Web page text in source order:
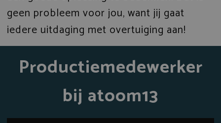
geen probleem voor jou, want jij gaat
iedere uitdaging met overtuiging aan!
Productiemedewerker
bij atoom13